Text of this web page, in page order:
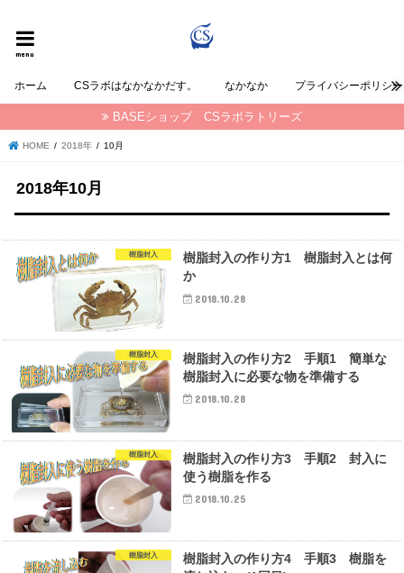
menu
ホーム CSラボはなかなかだす。 なかなか プライバシーポリシー
BASEショップ CSラボラトリーズ
HOME 2018年 10月
2018年10月
樹脂封入
樹脂封入の作り方1 樹脂封入とは何
か
2018.10.28
樹脂封入
樹脂封入の作り方2 手順1 簡単な
樹脂封入に必要な物を準備する
2018.10.28
樹脂封入
樹脂封入の作り方3 手順2 封入に
使う樹脂を作る
2018.10.25
樹脂封入
樹脂封入の作り方4 手順3 樹脂を